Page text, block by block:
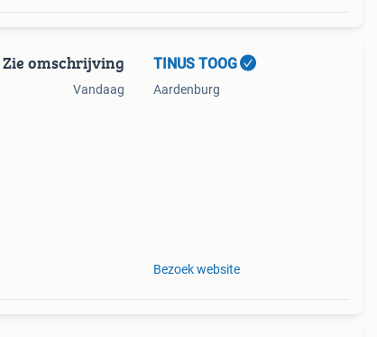
Zie omschrijving
Vandaag
TINUS TOOG
Aardenburg
Bezoek website